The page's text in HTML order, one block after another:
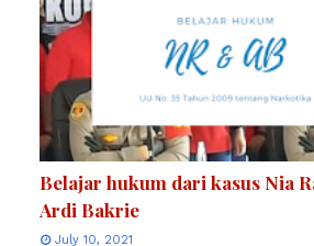
Belajar hukum dari kasus Nia
Ardi Bakrie
July 10, 2021